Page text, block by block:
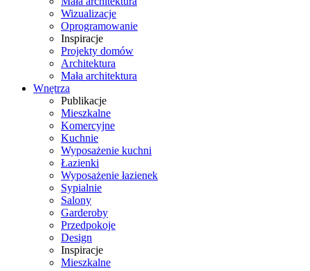
Wizualizacje
Oprogramowanie
Inspiracje
Projekty domów
Architektura
Mała architektura
Wnętrza
Publikacje
Mieszkalne
Komercyjne
Kuchnie
Wyposażenie kuchni
Łazienki
Wyposażenie łazienek
Sypialnie
Salony
Garderoby
Przedpokoje
Design
Inspiracje
Mieszkalne